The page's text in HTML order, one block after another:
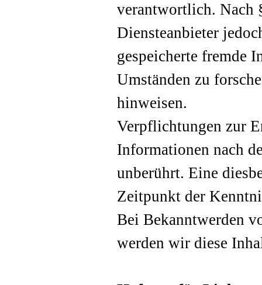
verantwortlich. Nach
Diensteanbieter
gespeicherte fremde
Umständen zu
hinweisen.
Verpflichtungen zur
Informationen nach
unberührt. Eine
Zeitpunkt der
Bei Bekanntwerden
werden wir diese